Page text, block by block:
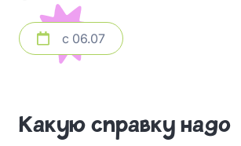
с 06.07
Какую справку надо